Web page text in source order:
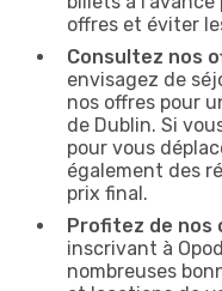
offres et éviter
Consultez nos
envisagez de
nos offres pour
de Dublin. Si
pour vous
également des
prix final.
Profitez de nos
inscrivant à
nombreuses